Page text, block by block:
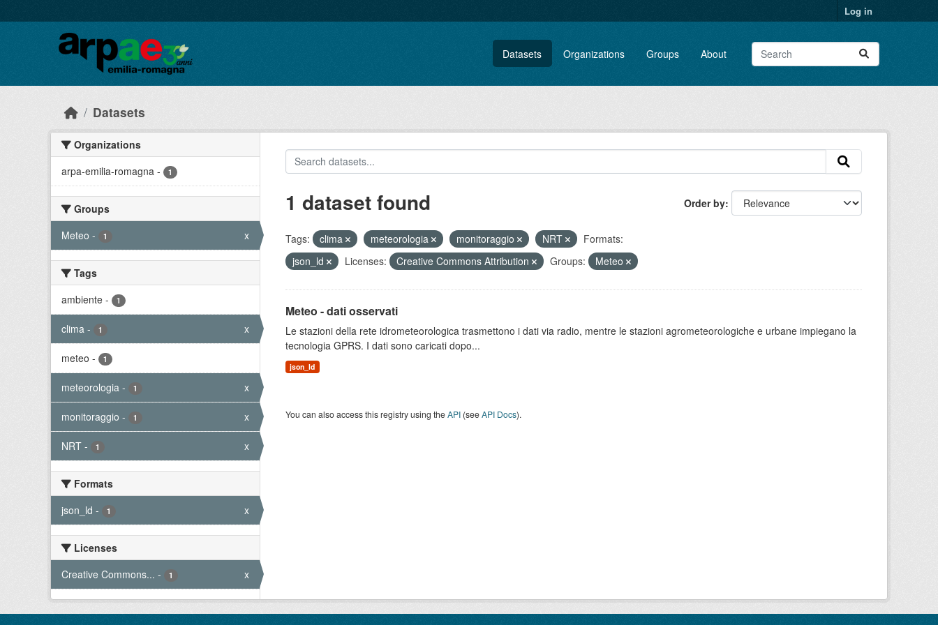
Log in
Datasets Organizations Groups About
Datasets
Organizations
arpa-emilia-romagna - 1
Groups
Meteo - 1 x
Tags
ambiente - 1
clima - 1 x
meteo - 1
meteorologia - 1 x
monitoraggio - 1 x
NRT - 1 x
Formats
json_ld - 1 x
Licenses
Creative Commons... - 1 x
Order by
1 dataset found
Tags: clima meteorologia monitoraggio NRT
Formats:
json_ld
Licenses: Creative Commons Attribution Groups: Meteo
Meteo - dati osservati
Le stazioni della rete idrometeorologica trasmettono i dati via radio, mentre le stazioni agrometeorologiche e urbane impiegano la
tecnologia GPRS. I dati sono caricati dopo...
json_ld
You can also access this registry using theAPI(seeAPI Docs).